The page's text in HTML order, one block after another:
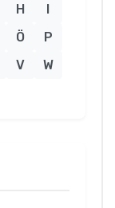
H
I
Ö
P
V
W